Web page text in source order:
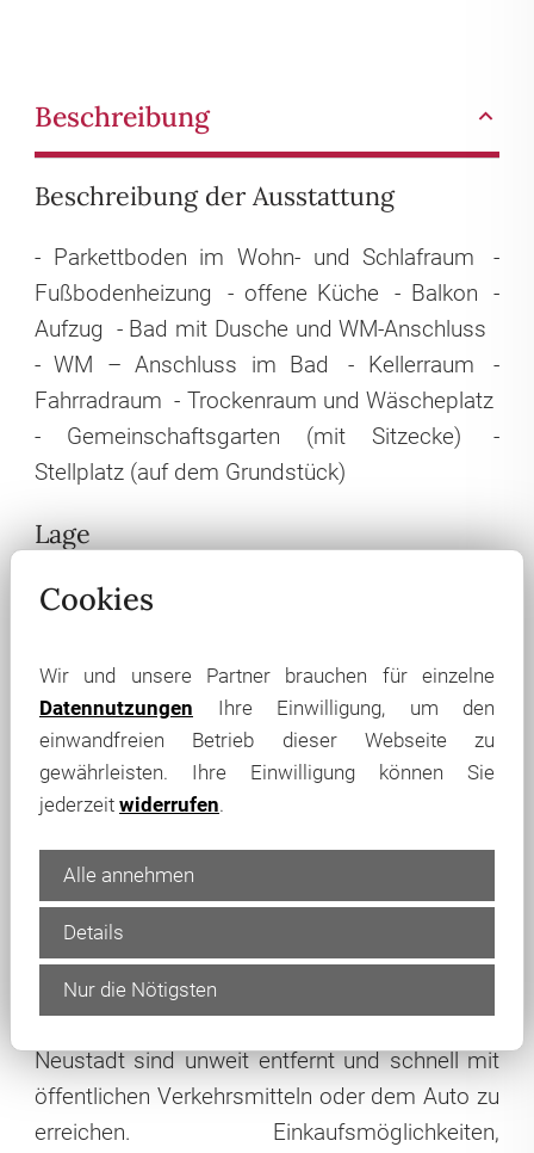
Beschreibung
Beschreibung der Ausstattung
- Parkettboden im Wohn- und Schlafraum
-
Fußbodenheizung
- offene Küche - Balkon
-
Aufzug - Bad mit Dusche und WM-Anschluss
- WM – Anschluss im Bad
- Kellerraum
-
Fahrradraum - Trockenraum und Wäscheplatz
- Gemeinschaftsgarten (mit Sitzecke)
-
Stellplatz (auf dem Grundstück)
Lage
Die Wohnanlage liegt am Rande der Dresdner
einem Gründerzeitviertel, welches durch
bauliche Attraktivität und dichte Besiedlung
geprägt ist. Bequem erreicht man das
"Szenenviertel" der Dresdner Neustadt mit
seinen urigen Kneipen und unverwechselbarem
Flair. Die nah gelegene Königsbrücker Straße
ist die Haupttangente für die Nord-Süd-
Verbindung und führt vom Flughafen durch die
Neustadt bis in die Altstadt. Die
Sehenswürdigkeiten des historischen
Stadtzentrums und der inneren Dresdner
Neustadt sind unweit entfernt und schnell mit
öffentlichen Verkehrsmitteln oder dem Auto zu
erreichen.
Einkaufsmöglichkeiten,
Cookies
Wir und unsere Partner brauchen für einzelne
Datennutzungen Ihre Einwilligung, um den
einwandfreien Betrieb dieser Webseite zu
gewährleisten. Ihre Einwilligung können Sie
jederzeit widerrufen.
Alle annehmen
Details
Nur die Nötigsten